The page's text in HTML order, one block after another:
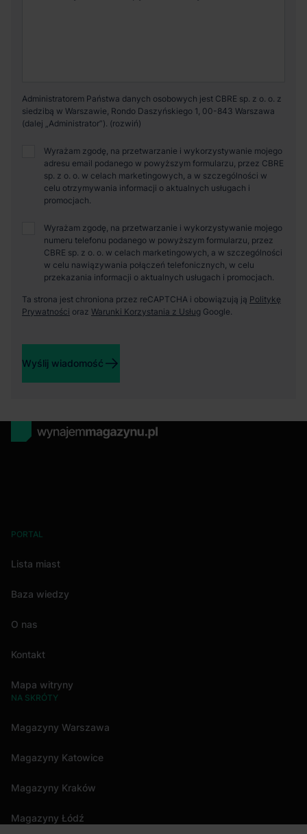
Administratorem Państwa danych osobowych jest CBRE sp. z o. o. z
siedzibą w Warszawie, Rondo Daszyńskiego 1, 00-843 Warszawa
(dalej „Administrator”).
Wyrażam zgodę, na przetwarzanie i wykorzystywanie mojego
adresu email podanego w powyższym formularzu, przez CBRE
sp. z o. o. w celach marketingowych, a w szczególności w
celu otrzymywania informacji o aktualnych usługach i
promocjach.
Wyrażam zgodę, na przetwarzanie i wykorzystywanie mojego
numeru telefonu podanego w powyższym formularzu, przez
CBRE sp. z o. o. w celach marketingowych, a w szczególności
w celu nawiązywania połączeń telefonicznych, w celu
przekazania informacji o aktualnych usługach i promocjach.
Ta strona jest chroniona przez reCAPTCHA i obowiązują ją Politykę
Prywatności oraz Warunki Korzystania z Usług Google.
Wyślij wiadomość
PORTAL
Lista miast
Baza wiedzy
O nas
Kontakt
Mapa witryny
NA SKRÓTY
Magazyny Warszawa
Magazyny Katowice
Magazyny Kraków
Magazyny Łódź